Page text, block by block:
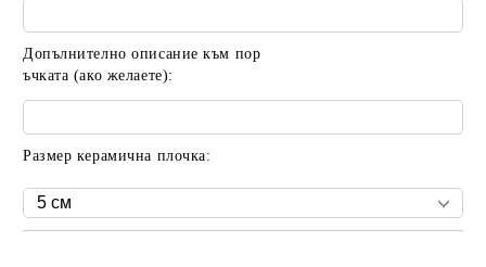
Допълнително описание към пор
ъчката (ако желаете):
Размер керамична плочка: